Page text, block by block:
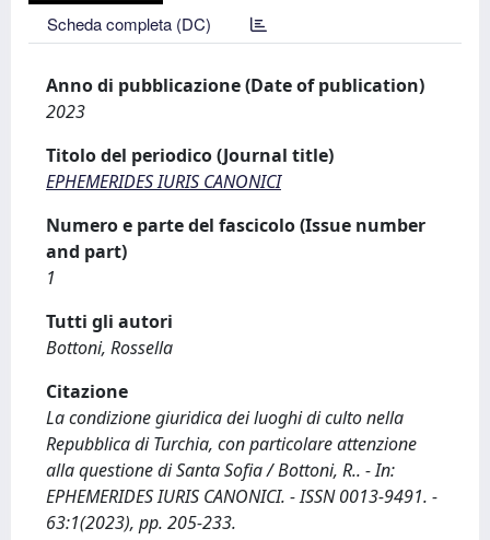
Scheda completa (DC)
Anno di pubblicazione (Date of publication)
2023
Titolo del periodico (Journal title)
EPHEMERIDES IURIS CANONICI
Numero e parte del fascicolo (Issue number
and part)
1
Tutti gli autori
Bottoni, Rossella
Citazione
La condizione giuridica dei luoghi di culto nella
Repubblica di Turchia, con particolare attenzione
alla questione di Santa Sofia / Bottoni, R.. - In:
EPHEMERIDES IURIS CANONICI. - ISSN 0013-9491. -
63:1(2023), pp. 205-233.